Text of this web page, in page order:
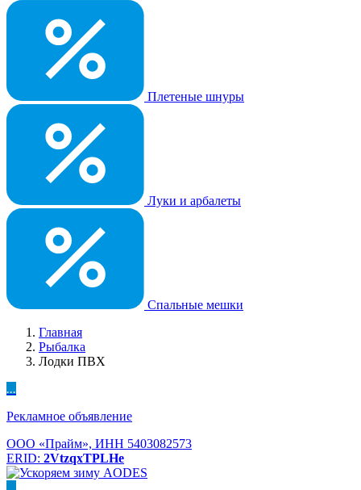
Плетеные шнуры
Луки и арбалеты
Спальные мешки
Главная
Рыбалка
Лодки ПВХ
...
Рекламное объявление
ООО «Прайм», ИНН 5403082573
ERID: 2VtzqxTPLHe